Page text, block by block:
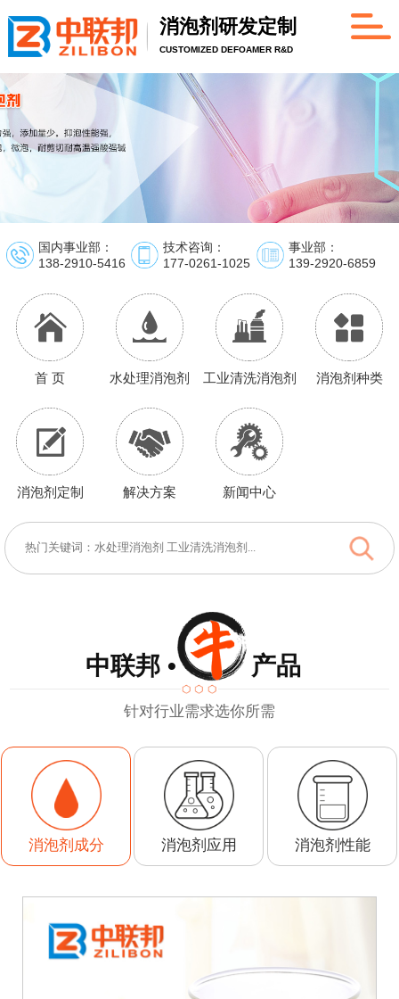
消泡剂研发定制
CUSTOMIZED DEFOAMER R&D
国内事业部：
138-2910-5416
技术咨询：
177-0261-1025
事业部：
139-2920-6859
首 页 水处理消泡剂 工业清洗消泡剂 消泡剂种类
消泡剂定制 解决方案 新闻中心
中联邦 • 产品
针对行业需求选你所需
消泡剂应用 消泡剂性能